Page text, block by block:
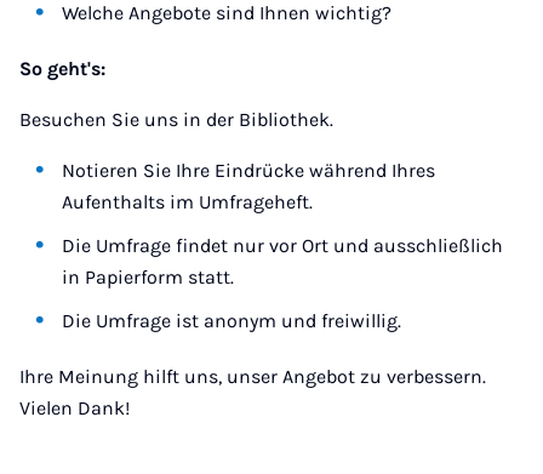
Welche Angebote sind Ihnen wichtig?
So geht's:
Besuchen Sie uns in der Bibliothek.
Notieren Sie Ihre Eindrücke während Ihres
Aufenthalts im Umfrageheft.
Die Umfrage findet nur vor Ort und ausschließlich
in Papierform statt.
Die Umfrage ist anonym und freiwillig.
Ihre Meinung hilft uns, unser Angebot zu verbessern.
Vielen Dank!